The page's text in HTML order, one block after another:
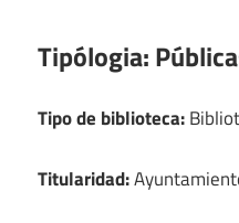
Tipólogia:
Tipo de biblioteca:
Titularidad: